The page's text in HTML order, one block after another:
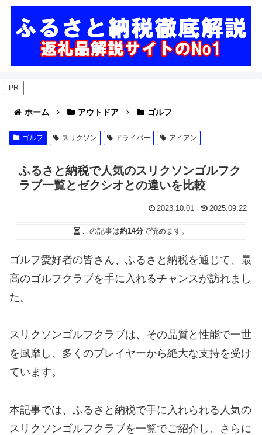
PR
ホーム アウトドア ゴルフ
ゴルフ スリクソン ドライバー アイアン
ふるさと納税で人気のスリクソンゴルフク
ラブ一覧とゼクシオとの違いを比較
2023.10.01 2025.09.22
この記事は約14分で読めます。
ゴルフ愛好者の皆さん、ふるさと納税を通じて、最
高のゴルフクラブを手に入れるチャンスが訪れまし
た。
スリクソンゴルフクラブは、その品質と性能で一世
を風靡し、多くのプレイヤーから絶大な支持を受け
ています。
本記事では、ふるさと納税で手に入れられる人気の
スリクソンゴルフクラブを一覧でご紹介し、さらに